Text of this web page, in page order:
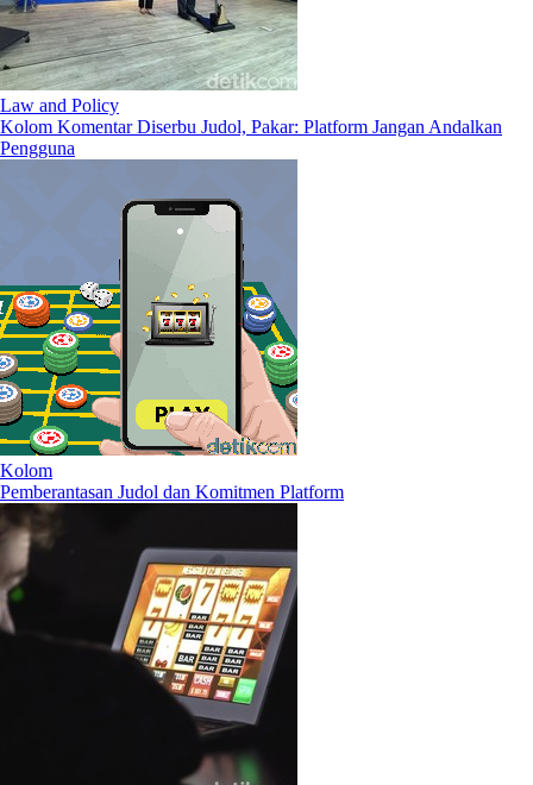
Law and Policy
Kolom Komentar Diserbu Judol, Pakar: Platform Jangan Andalkan
Pengguna
Kolom
Pemberantasan Judol dan Komitmen Platform